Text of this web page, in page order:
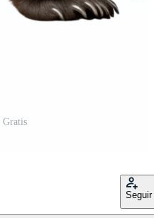
Gratis
Seguir